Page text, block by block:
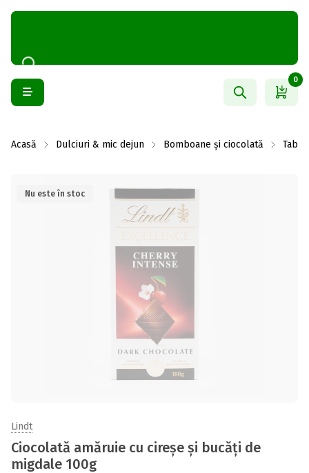
0
Acasă Dulciuri & mic dejun Bomboane și ciocolată
Nu este în stoc
Lindt
Ciocolată amăruie cu cireșe și bucăți de
migdale 100g